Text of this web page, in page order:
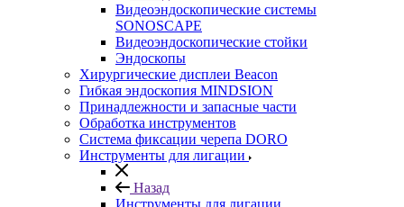
Видеоэндоскопические системы
SONOSCAPE
Видеоэндоскопические стойки
Эндоскопы
Хирургические дисплеи Beacon
Гибкая эндоскопия MINDSION
Принадлежности и запасные части
Обработка инструментов
Система фиксации черепа DORO
Инструменты для лигации
Назад
Инструменты для лигации